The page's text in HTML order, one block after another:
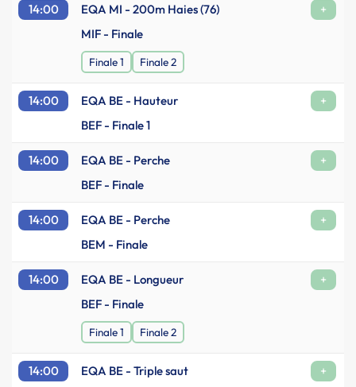
14:00 EQA MI - 200m Haies (76)
+
MIF - Finale
Finale 1 Finale 2
14:00 EQA BE - Hauteur
+
BEF - Finale 1
14:00 EQA BE - Perche
+
BEF - Finale
14:00 EQA BE - Perche
+
BEM - Finale
14:00 EQA BE - Longueur
+
BEF - Finale
Finale 1 Finale 2
14:00 EQA BE - Triple saut
+